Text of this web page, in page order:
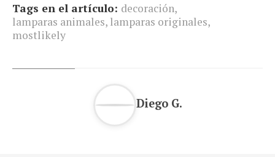
Tags en el artículo: decoración,
lamparas animales, lamparas originales,
mostlikely
Diego G.